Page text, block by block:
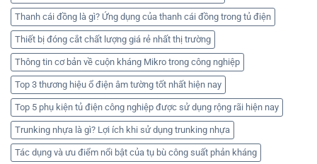
Thanh cái đồng là gì? Ứng dụng của thanh cái đồng trong tủ điện
Thiết bị đóng cắt chất lượng giá rẻ nhất thị trường
Thông tin cơ bản về cuộn kháng Mikro trong công nghiệp
Top 3 thương hiệu ổ điện âm tường tốt nhất hiện nay
Top 5 phụ kiện tủ điện công nghiệp được sử dụng rộng rãi hiện nay
Trunking nhựa là gì? Lợi ích khi sử dụng trunking nhựa
Tác dụng và ưu điểm nổi bật của tụ bù công suất phản kháng